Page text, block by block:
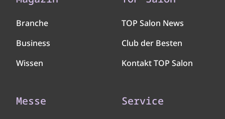
Branche
Business
Wissen
TOP Salon News
Club der Besten
Kontakt TOP Salon
Messe Service